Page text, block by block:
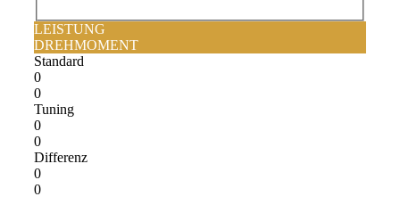
LEISTUNG
DREHMOMENT
Standard
0
0
Tuning
0
0
Differenz
0
0